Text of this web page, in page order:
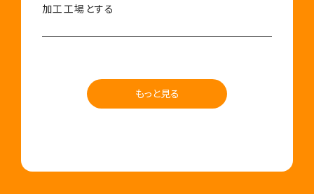
加工工場とする
もっと見る